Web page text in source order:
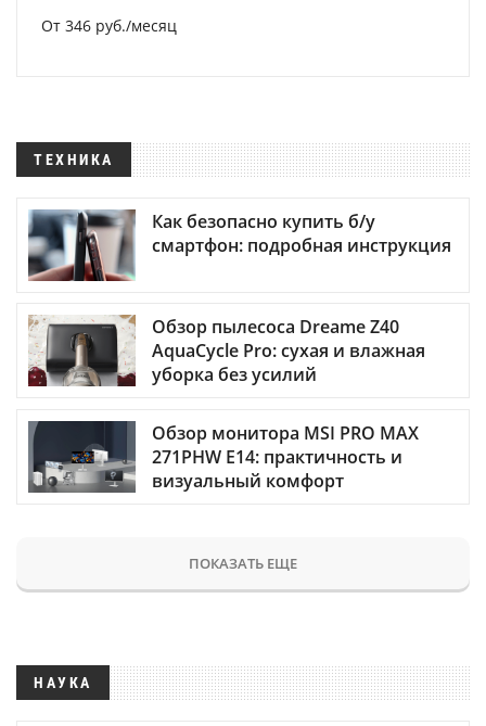
От 346 руб./месяц
ТЕХНИКА
Как безопасно купить б/у
смартфон: подробная инструкция
Обзор пылесоса Dreame Z40
AquaCycle Pro: сухая и влажная
уборка без усилий
Обзор монитора MSI PRO MAX
271PHW E14: практичность и
визуальный комфорт
ПОКАЗАТЬ ЕЩЕ
НАУКА